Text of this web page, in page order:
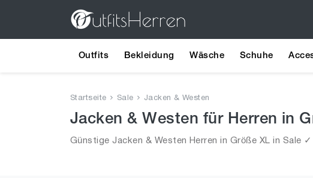
Outfits Bekleidung Wäsche Schuhe
Startseite Sale Jacken & Westen
Jacken & Westen für Herren in
Günstige Jacken & Westen Herren in Größe XL in Sale